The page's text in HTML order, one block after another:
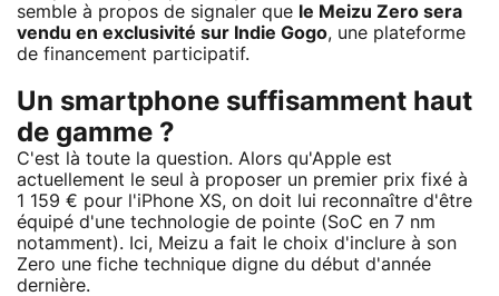
semble à propos de signaler que le Meizu Zero sera
vendu en exclusivité sur Indie Gogo, une plateforme
de financement participatif.
Un smartphone suffisamment haut
de gamme ?
C'est là toute la question. Alors qu'Apple est
actuellement le seul à proposer un premier prix fixé à
1 159 € pour l'iPhone XS, on doit lui reconnaître d'être
équipé d'une technologie de pointe (SoC en 7 nm
notamment). Ici, Meizu a fait le choix d'inclure à son
Zero une fiche technique digne du début d'année
dernière.